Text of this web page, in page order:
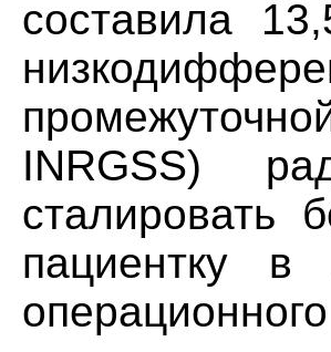
составила
INRGSS)
сталировать
пациентку в